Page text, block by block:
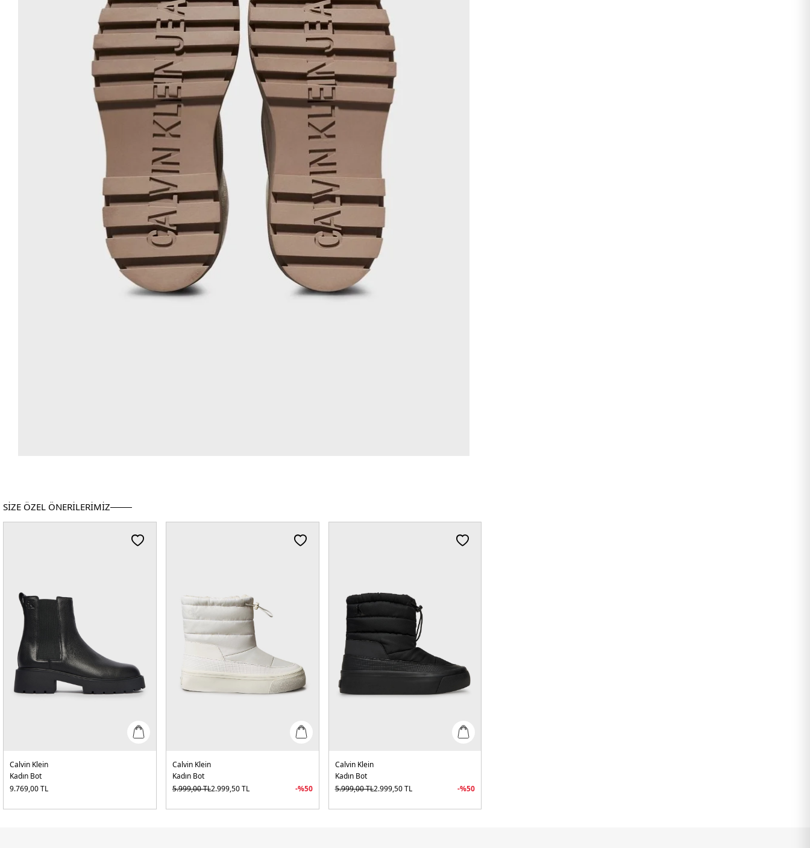
SİZE ÖZEL ÖNERİLERİMİZ
Calvin Klein
Kadın Bot
9.769,00TL
Calvin Klein
Kadın Bot
5.999,00TL2.999,50TL -%50
Calvin Klein
Kadın Bot
5.999,00TL2.999,50TL -%50